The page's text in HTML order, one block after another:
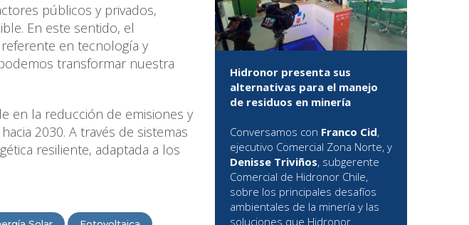
públicos y privados,
En este sentido, el
en tecnología y
transformar nuestra
en la reducción de emisiones y
2030. A través de sistemas
resiliente, adaptada a los
Hidronor presenta sus
alternativas para el manejo
de residuos en minería
Conversamos con Franco Cid,
ejecutivo Comercial Zona Norte, y
Denisse Triviños, subgerente
Comercial de Hidronor Chile,
sobre los principales desafíos
ambientales de la minería y las
soluciones que Hidronor